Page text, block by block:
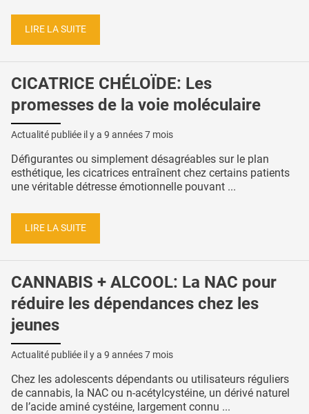
LIRE LA SUITE
CICATRICE CHÉLOÏDE: Les
promesses de la voie moléculaire
Actualité publiée il y a 9 années 7 mois
Défigurantes ou simplement désagréables sur le plan
esthétique, les cicatrices entraînent chez certains patients
une véritable détresse émotionnelle pouvant ...
LIRE LA SUITE
CANNABIS + ALCOOL: La NAC pour
réduire les dépendances chez les
jeunes
Actualité publiée il y a 9 années 7 mois
Chez les adolescents dépendants ou utilisateurs réguliers
de cannabis, la NAC ou n-acétylcystéine, un dérivé naturel
de l’acide aminé cystéine, largement connu ...